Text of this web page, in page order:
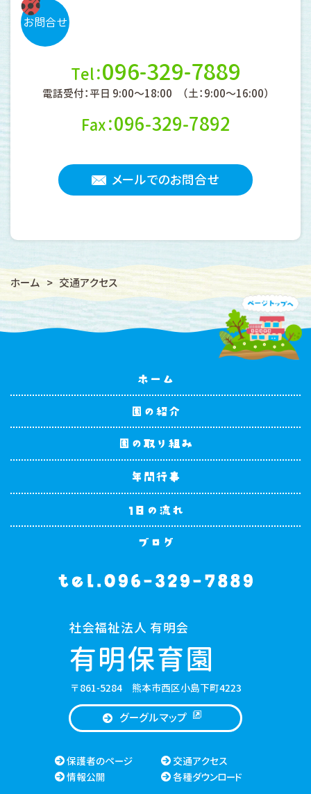
お問合せ
Tel：096-329-7889
電話受付：平日 9:00〜18:00 （土：9:00〜16:00）
Fax：096-329-7892
メールでのお問合せ
ホーム >交通アクセス
社会福祉法人 有明会
有明保育園
〒861-5284 熊本市西区小島下町4223
グーグルマップ
保護者のページ
交通アクセス
情報公開
各種ダウンロード